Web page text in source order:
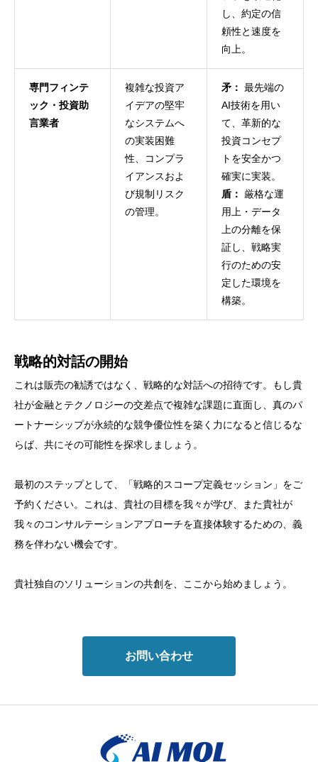
し、約定の信
頼性と速度を
向上。
専門フィンテ
ック・投資助
言業者
複雑な投資ア
イデアの堅牢
なシステムへ
の実装困難
性、コンプラ
イアンスおよ
び規制リスク
の管理。
矛： 最先端の
AI技術を用い
て、革新的な
投資コンセプ
トを安全かつ
確実に実装。
盾：
厳格な運
用上・データ
上の分離を保
証し、戦略実
行のための安
定した環境を
構築。
戦略的対話の開始
これは販売の勧誘ではなく、戦略的な対話への招待です。もし貴
社が金融とテクノロジーの交差点で複雑な課題に直面し、真のパ
ートナーシップが永続的な競争優位性を築く力になると信じるな
らば、共にその可能性を探求しましょう。
最初のステップとして、「戦略的スコープ定義セッション」をご
予約ください。これは、貴社の目標を我々が学び、また貴社が
我々のコンサルテーションアプローチを直接体験するための、義
務を伴わない機会です。
貴社独自のソリューションの共創を、ここから始めましょう。
お問い合わせ